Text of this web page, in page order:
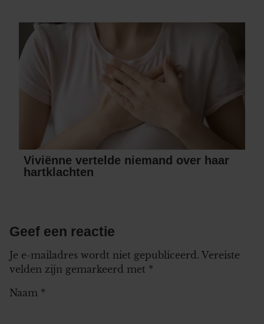
Viviënne vertelde niemand over haar
hartklachten
Geef een reactie
Je e-mailadres wordt niet gepubliceerd. Vereiste
velden zijn gemarkeerd met *
Naam *